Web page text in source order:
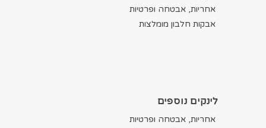
אחריות, אבטחה ופרטיות
אבקות חלבון מומלצות
לינקים נוספים
אחריות, אבטחה ופרטיות